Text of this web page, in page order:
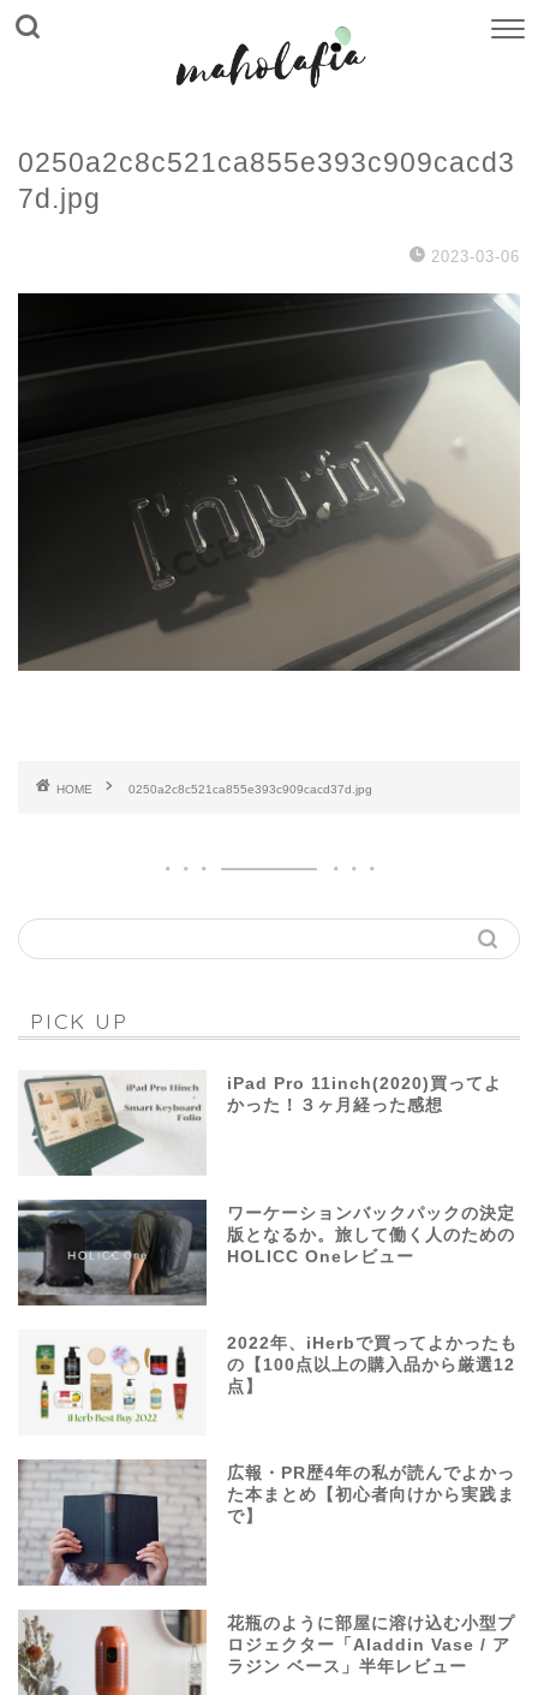
0250a2c8c521ca855e393c909cacd3
7d.jpg
2023-03-06
HOME 0250a2c8c521ca855e393c909cacd37d.jpg
PICK UP
iPad Pro 11inch(2020)買ってよ
かった！３ヶ月経った感想
ワーケーションバックパックの決定
版となるか。旅して働く人のための
HOLICC Oneレビュー
2022年、iHerbで買ってよかったも
の【100点以上の購入品から厳選12
点】
広報・PR歴4年の私が読んでよかっ
た本まとめ【初心者向けから実践ま
で】
花瓶のように部屋に溶け込む小型プ
ロジェクター「Aladdin Vase / ア
ラジン ベース」半年レビュー